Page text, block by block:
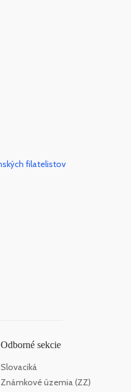
Odborné sekcie
Slovaciká
Známkové územia (ZZ)